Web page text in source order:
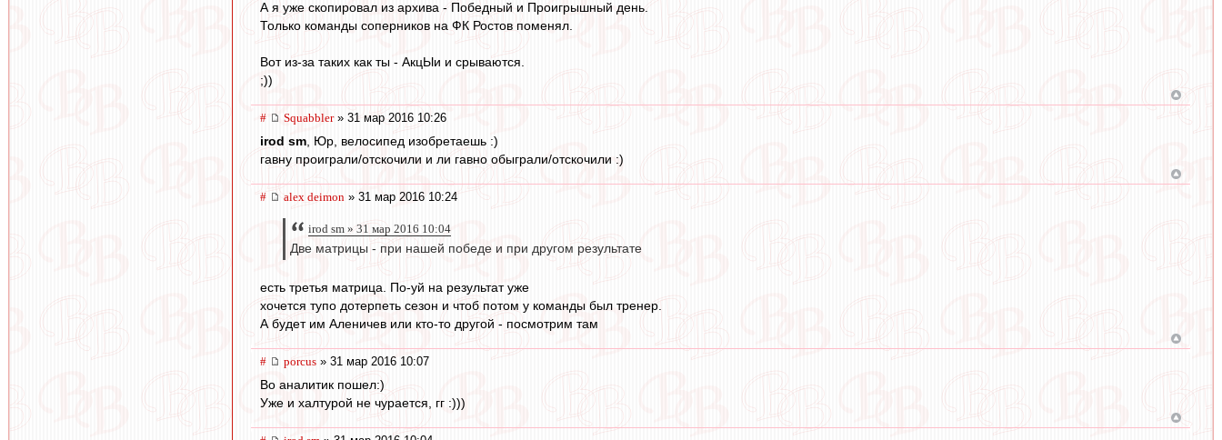
А я уже скопировал из архива - Победный и Проигрышный день.
Только команды соперников на ФК Ростов поменял.
Вот из-за таких как ты - АкцЫи и срываются.
;))
# Squabbler» 31 мар 2016 10:26
irod sm, Юр, велосипед изобретаешь :)
гавну проиграли/отскочили и ли гавно обыграли/отскочили :)
# alex deimon » 31 мар 2016 10:24
irod sm » 31 мар 2016 10:04
Две матрицы - при нашей победе и при другом результате
есть третья матрица. По-уй на результат уже
хочется тупо дотерпеть сезон и чтоб потом у команды был тренер.
А будет им Аленичев или кто-то другой - посмотрим там
# porcus » 31 мар 2016 10:07
Во аналитик пошел:)
Уже и халтурой не чурается, гг :)))